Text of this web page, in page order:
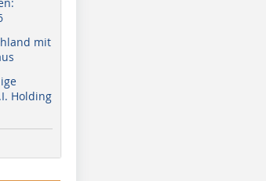
mit
Holding